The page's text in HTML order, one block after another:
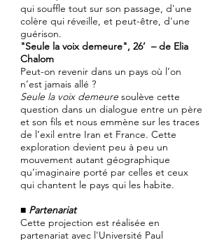
qui souffle tout sur son passage, d'une
colère qui réveille, et peut-être, d'une
guérison.
"Seule la voix demeure", 26’ – de Elia
Chalom
Peut-on revenir dans un pays où l’on
n’est jamais allé ?
Seule la voix demeure soulève cette
question dans un dialogue entre un père
et son fils et nous emmène sur les traces
de l’exil entre Iran et France. Cette
exploration devient peu à peu un
mouvement autant géographique
qu’imaginaire porté par celles et ceux
qui chantent le pays qui les habite.
■ Partenariat
Cette projection est réalisée en
partenariat avec l'Université Paul